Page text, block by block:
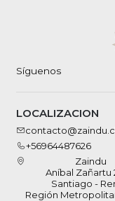
Síguenos
LOCALIZACION
+56964487626
Zaindu
Aníbal Zañartu
Santiago -
Región